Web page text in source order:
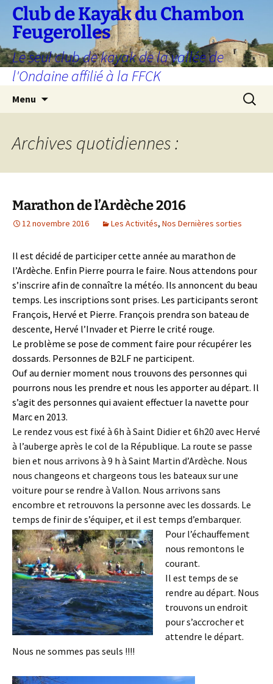
Aller
contenu
Club de Kayak du Chambon
Feugerolles
Le seul club de kayak de la vallée de
l'Ondaine affilié à la FFCK
Menu
Archives quotidiennes :
Marathon de l’Ardèche 2016
12 novembre 2016 Les Activités, Nos Dernières sorties
Il est décidé de participer cette année au marathon de
l’Ardèche. Enfin Pierre pourra le faire. Nous attendons pour
s’inscrire afin de connaître la météo. Ils annoncent du beau
temps. Les inscriptions sont prises. Les participants seront
François, Hervé et Pierre. François prendra son bateau de
descente, Hervé l’Invader et Pierre le crité rouge.
Le problème se pose de comment faire pour récupérer les
dossards. Personnes de B2LF ne participent.
Ouf au dernier moment nous trouvons des personnes qui
pourrons nous les prendre et nous les apporter au départ. Il
s’agit des personnes qui avaient effectuer la navette pour
Marc en 2013.
Le rendez vous est fixé à 6h à Saint Didier et 6h20 avec Hervé
à l’auberge après le col de la République. La route se passe
bien et nous arrivons à 9 h à Saint Martin d’Ardèche. Nous
nous changeons et chargeons tous les bateaux sur une
voiture pour se rendre à Vallon. Nous arrivons sans
encombre et retrouvons la personne avec les dossards. Le
temps de finir de s’équiper, et il est temps d’embarquer.
Pour l’échauffement
nous remontons le
courant.
Il est temps de se
rendre au départ. Nous
trouvons un endroit
pour s’accrocher et
attendre le départ.
Nous ne sommes pas seuls !!!!